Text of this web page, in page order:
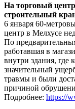
На торговый
строительный
6 января 60-
центр в Мелхусе
По
работавшая в
внутри здания, где
значительный
травмы и были
причиной
Подробнее: https://